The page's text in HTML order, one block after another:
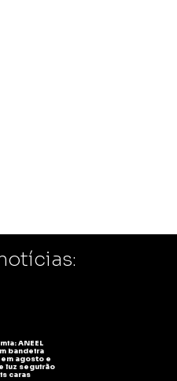
ANEEL
bandeira
agosto e
luz seguirão
caras